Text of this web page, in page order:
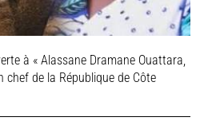
à « Alassane Dramane Ouattara,
chef de la République de Côte